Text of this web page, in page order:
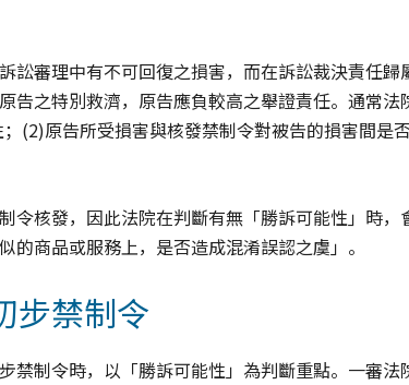
訟審理中有不可回復之損害，而在訴訟裁決責任
告之特別救濟，原告應負較高之舉證責任。通常
(2)原告所受損害與核發禁制令對被告的損害間是
令核發，因此法院在判斷有無「勝訴可能性」時
的商品或服務上，是否造成混淆誤認之虞」。
步禁制令
禁制令時，以「勝訴可能性」為判斷重點。一審